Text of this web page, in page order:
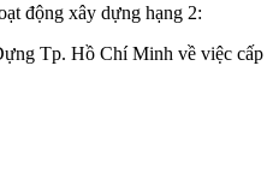
động xây dựng hạng 2:
Tp. Hồ Chí Minh về việc